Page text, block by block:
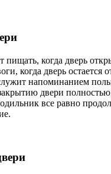
пищать, когда дверь
когда дверь
напоминанием
двери
все равно